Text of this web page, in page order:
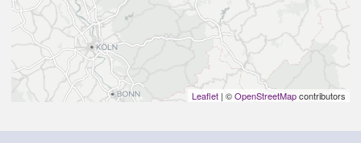
Leaflet | ©OpenStreetMapcontributors